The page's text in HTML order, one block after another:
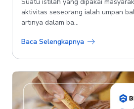
aktivitas seseorang ialah umpan
artinya dalam ba...
Baca Selengkapnya